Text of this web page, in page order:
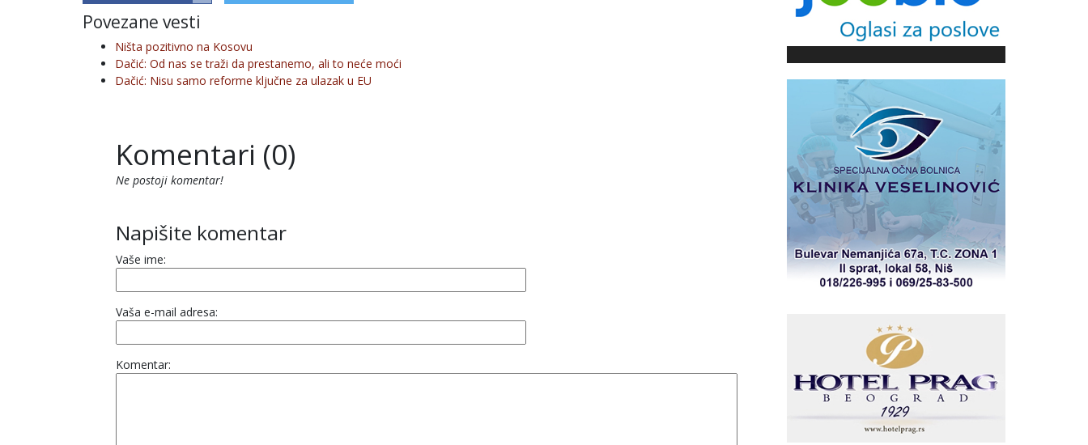
Povezane vesti
Ništa pozitivno na Kosovu
Dačić: Od nas se traži da prestanemo, ali to neće moći
Dačić: Nisu samo reforme ključne za ulazak u EU
Komentari (0)
Ne postoji komentar!
Napišite komentar
Vaše ime:
Vaša e-mail adresa:
Komentar: